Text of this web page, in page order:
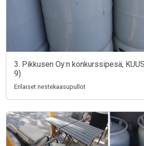
3. Pikkusen Oy:n konkurssipesä,
9)
Erilaiset nestekaasupullot